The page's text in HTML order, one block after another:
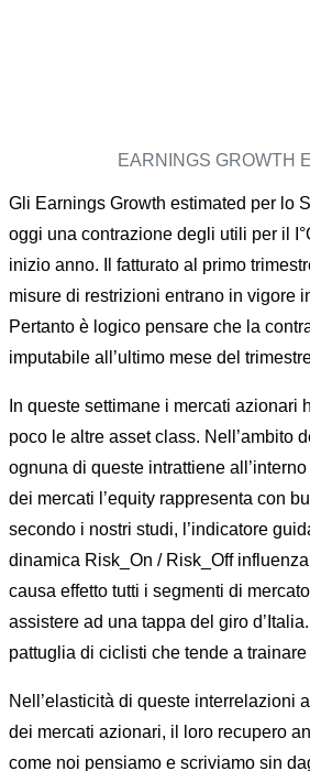
EARNINGS GROWTH
Gli Earnings Growth estimated per lo
oggi una contrazione degli utili per il
inizio anno. Il fatturato al primo
misure di restrizioni entrano in vigore
Pertanto è logico pensare che la
imputabile all’ultimo mese del
In queste settimane i mercati azionari
poco le altre asset class. Nell’ambito
ognuna di queste intrattiene
dei mercati l’equity rappresenta con
secondo i nostri studi, l’indicatore
dinamica Risk_On / Risk_Off
causa effetto tutti i segmenti di
assistere ad una tappa del giro
pattuglia di ciclisti che tende a
Nell’elasticità di queste interrelazioni
dei mercati azionari, il loro recupero
come noi pensiamo e scriviamo sin